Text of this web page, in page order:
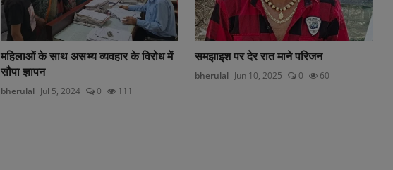
महिलाओं के साथ असभ्य व्यवहार के विरोध में
सौपा ज्ञापन
bherulal Jul 5, 2024 0 111
समझाइश पर देर रात माने परिजन
bherulal Jun 10, 2025 0 60